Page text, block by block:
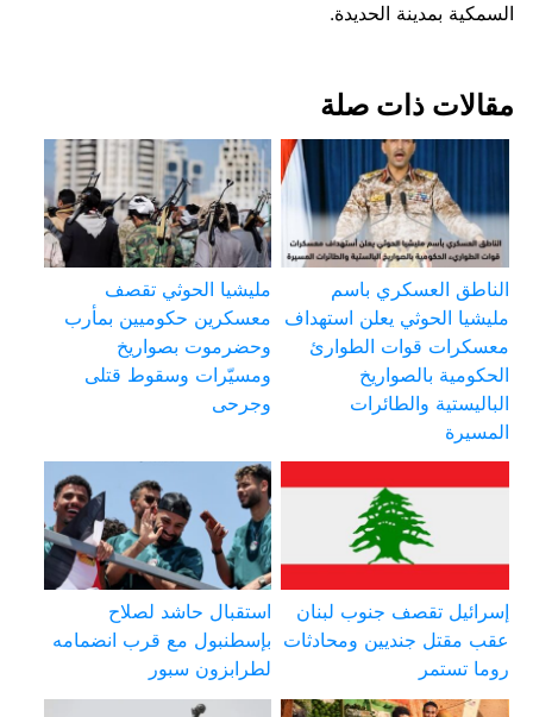
السمكية بمدينة الحديدة.
مقالات ذات صلة
الناطق العسكري باسم
مليشيا الحوثي يعلن استهداف
معسكرات قوات الطوارئ
الحكومية بالصواريخ
الباليستية والطائرات
المسيرة
مليشيا الحوثي تقصف
معسكرين حكوميين بمأرب
وحضرموت بصواريخ
ومسيّرات وسقوط قتلى
وجرحى
إسرائيل تقصف جنوب لبنان
عقب مقتل جنديين ومحادثات
روما تستمر
استقبال حاشد لصلاح
بإسطنبول مع قرب انضمامه
لطرابزون سبور